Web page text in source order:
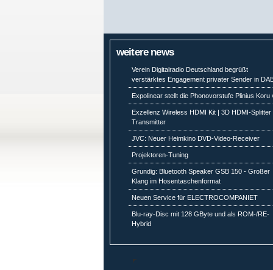
weitere news
Verein Digitalradio Deutschland begrüßt
verstärktes Engagement privater Sender in
Expolinear stellt die Phonovorstufe Plinius Koru
Exzellenz Wireless HDMI Kit | 3D HDMI-Splitter
Transmitter
JVC: Neuer Heimkino DVD-Video-Receiver
Projektoren-Tuning
Grundig: Bluetooth Speaker GSB 150 - Großer
Klang im Hosentaschenformat
Neuen Service für ELECTROCOMPANIET
Blu-ray-Disc mit 128 GByte und als ROM-/RE-
Hybrid